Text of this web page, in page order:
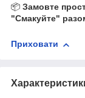
📦 Замовте
"Смакуйте"
Приховати